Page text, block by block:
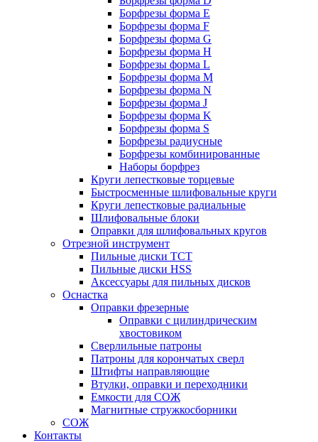
Борфрезы форма E
Борфрезы форма F
Борфрезы форма G
Борфрезы форма H
Борфрезы форма L
Борфрезы форма M
Борфрезы форма N
Борфрезы форма J
Борфрезы форма K
Борфрезы форма S
Борфрезы радиусные
Борфрезы комбинированные
Наборы борфрез
Круги лепестковые торцевые
Быстросменные шлифовальные круги
Круги лепестковые радиальные
Шлифовальные блоки
Оправки для шлифовальных кругов
Отрезной инструмент
Пильные диски ТСТ
Пильные диски HSS
Аксессуары для пильных дисков
Оснастка
Оправки фрезерные
Оправки с цилиндрическим
хвостовиком
Сверлильные патроны
Патроны для корончатых сверл
Штифты направляющие
Втулки, оправки и переходники
Емкости для СОЖ
Магнитные стружкосборники
СОЖ
Контакты